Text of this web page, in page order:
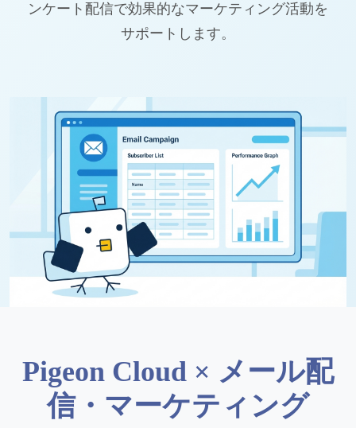
ンケート配信で効果的なマーケティング活動を
サポートします。
Pigeon Cloud × メール配
信・マーケティング